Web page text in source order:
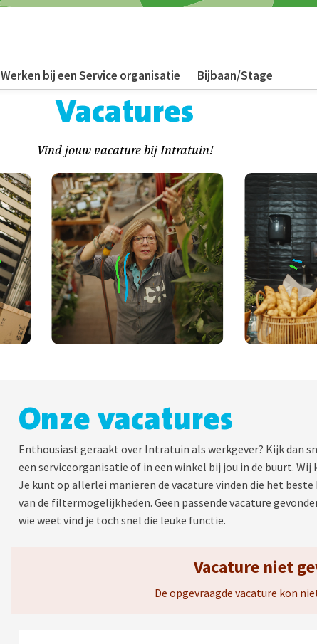
Werken bij een Service organisatie Bijbaan/Stage
Vacatures
Vind jouw vacature bij Intratuin!
Onze vacatures
Enthousiast geraakt over Intratuin als werkgever? Kijk dan
een serviceorganisatie of in een winkel bij jou in de buurt.
Je kunt op allerlei manieren de vacature vinden die het
van de filtermogelijkheden. Geen passende vacature
wie weet vind je toch snel die leuke functie.
Vacature niet
De opgevraagde vacature kon